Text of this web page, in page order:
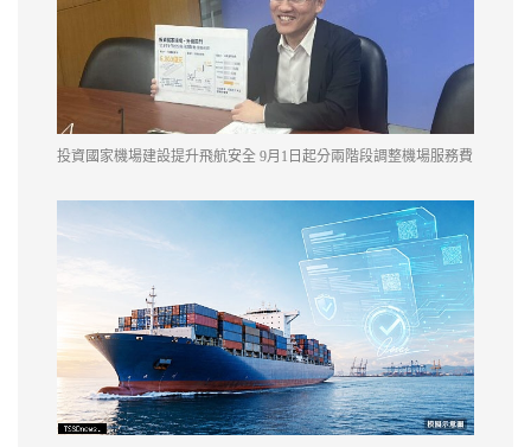
投資國家機場建設提升飛航安全 9月1日起分兩階段調整機場服務費